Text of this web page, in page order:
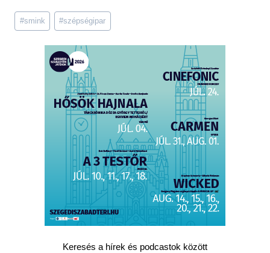
Post
Tags:
#smink #szépségipar
Keresés a hírek és podcastok között